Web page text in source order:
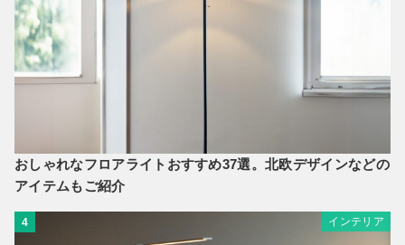
おしゃれなフロアライトおすすめ37選。北欧デザインなどの
アイテムもご紹介
4 インテリア